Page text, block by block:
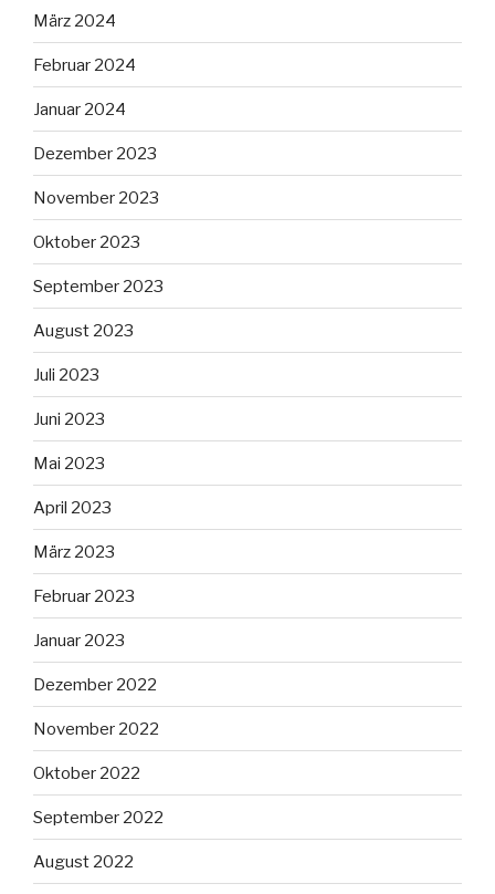
März 2024
Februar 2024
Januar 2024
Dezember 2023
November 2023
Oktober 2023
September 2023
August 2023
Juli 2023
Juni 2023
Mai 2023
April 2023
März 2023
Februar 2023
Januar 2023
Dezember 2022
November 2022
Oktober 2022
September 2022
August 2022